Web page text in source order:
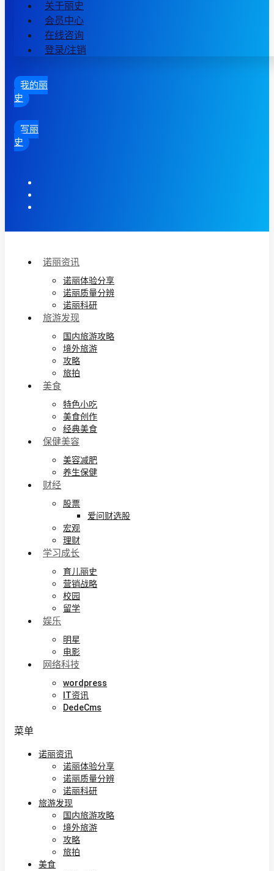
关于丽史
会员中心
在线咨询
登录/注销
我的丽
史
写丽
史
诺丽资讯
诺丽体验分享
诺丽质量分辨
诺丽科研
旅游发现
国内旅游攻略
境外旅游
攻略
旅拍
美食
特色小吃
美食创作
经典美食
保健美容
美容减肥
养生保健
财经
股票
爱问财选股
宏观
理财
学习成长
育儿丽史
营销战略
校园
留学
娱乐
明星
电影
网络科技
wordpress
IT资讯
DedeCms
菜单
诺丽资讯
诺丽体验分享
诺丽质量分辨
诺丽科研
旅游发现
国内旅游攻略
境外旅游
攻略
旅拍
美食